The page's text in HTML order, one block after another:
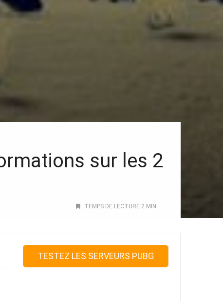
sur les 2
TEMPS DE LECTURE 2 MIN
TESTEZ LES SERVEURS PUBG